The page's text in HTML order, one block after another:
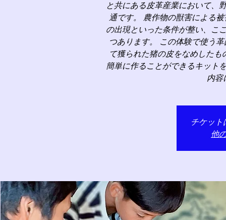
と共にある皮革産業において、
通です。 農作物の獣害による
の出現といった条件が整い、こ
つあります。 この体験で使う
て獲られた猪の皮をなめした
簡単に作ることができるキット
内容
チケット
他